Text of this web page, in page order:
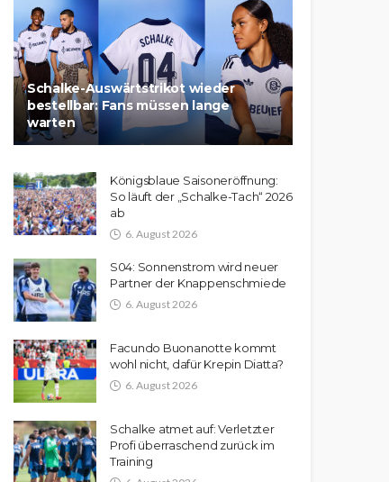
Schalke-Auswärtstrikot wieder
bestellbar: Fans müssen lange
warten
Königsblaue Saisoneröffnung:
So läuft der „Schalke-Tach“ 2026
ab
6. August 2026
S04: Sonnenstrom wird neuer
Partner der Knappenschmiede
6. August 2026
Facundo Buonanotte kommt
wohl nicht, dafür Krepin Diatta?
6. August 2026
Schalke atmet auf: Verletzter
Profi überraschend zurück im
Training